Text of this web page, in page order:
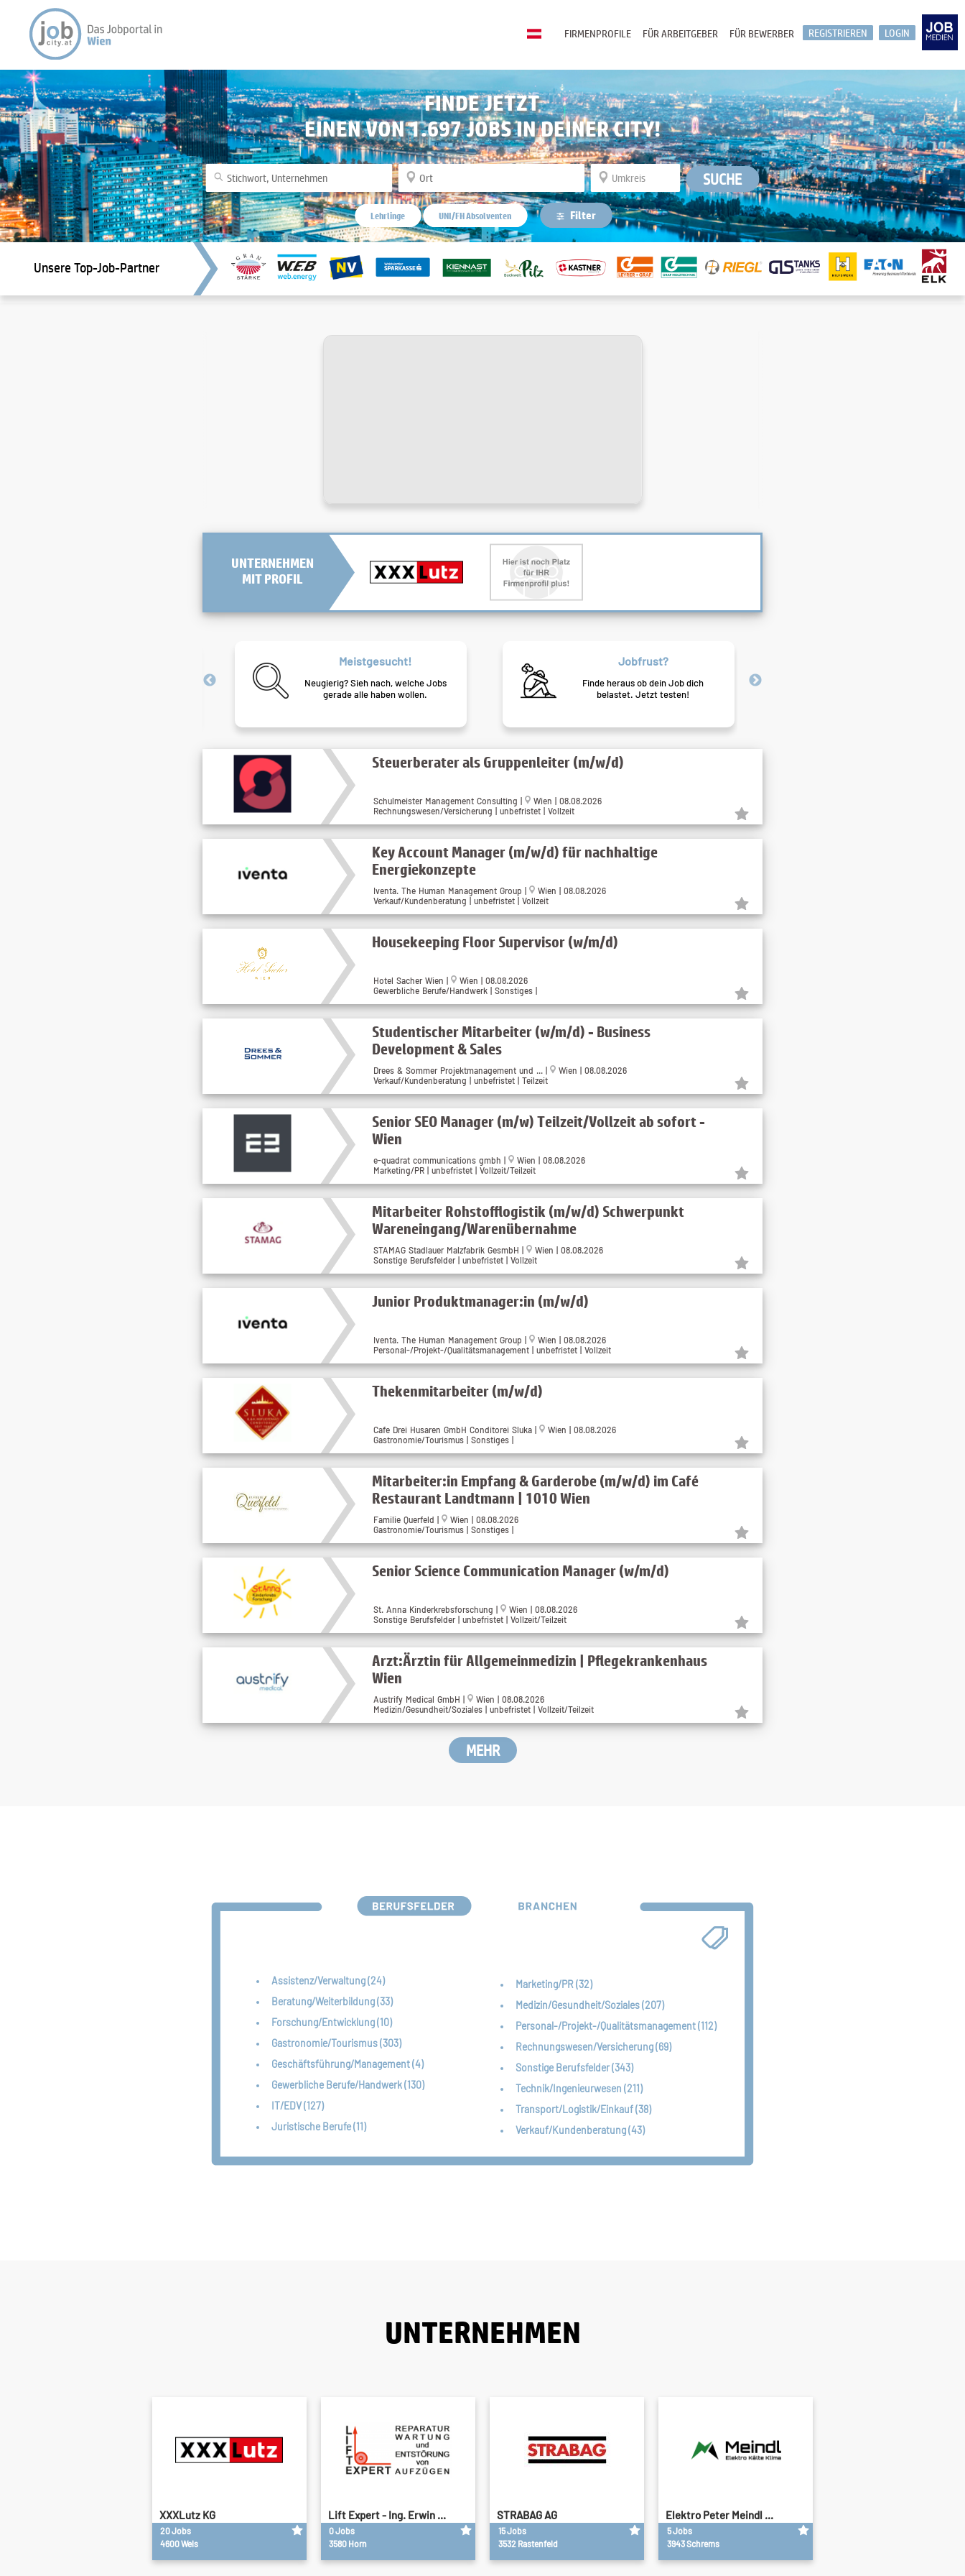
LOGIN
REGISTRIEREN
FÜR BEWERBER
FÜR ARBEITGEBER
FIRMENPROFILE
FINDE JETZT
EINEN VON1.697JOBS IN DEINER CITY!
SUCHE
Lehrlinge UNI/FH Absolventen Filter
Unsere Top-Job-Partner
UNTERNEHMEN
MIT PROFIL
Meistgesucht!
Neugierig? Sieh nach, welche Jobs
gerade alle haben wollen.
Jobfrust?
Finde heraus ob dein Job dich
belastet. Jetzt testen!
Steuerberater als Gruppenleiter (m/w/d)
Schulmeister Management Consulting | Wien | 08.08.2026
Rechnungswesen/Versicherung | unbefristet | Vollzeit
Key Account Manager (m/w/d) für nachhaltige
Energiekonzepte
Iventa. The Human Management Group | Wien | 08.08.2026
Verkauf/Kundenberatung | unbefristet | Vollzeit
Housekeeping Floor Supervisor (w/m/d)
Hotel Sacher Wien | Wien | 08.08.2026
Gewerbliche Berufe/Handwerk | Sonstiges |
Studentischer Mitarbeiter (w/m/d) - Business
Development & Sales
Drees & Sommer Projektmanagement und ... | Wien | 08.08.2026
Verkauf/Kundenberatung | unbefristet | Teilzeit
Senior SEO Manager (m/w) Teilzeit/Vollzeit ab sofort -
Wien
e-quadrat communications gmbh | Wien | 08.08.2026
Marketing/PR | unbefristet | Vollzeit/Teilzeit
Mitarbeiter Rohstofflogistik (m/w/d) Schwerpunkt
Wareneingang/Warenübernahme
STAMAG Stadlauer Malzfabrik GesmbH | Wien | 08.08.2026
Sonstige Berufsfelder | unbefristet | Vollzeit
Junior Produktmanager:in (m/w/d)
Iventa. The Human Management Group | Wien | 08.08.2026
Personal-/Projekt-/Qualitätsmanagement | unbefristet | Vollzeit
Thekenmitarbeiter (m/w/d)
Cafe Drei Husaren GmbH Conditorei Sluka | Wien | 08.08.2026
Gastronomie/Tourismus | Sonstiges |
Mitarbeiter:in Empfang & Garderobe (m/w/d) im Café
Restaurant Landtmann | 1010 Wien
Familie Querfeld | Wien | 08.08.2026
Gastronomie/Tourismus | Sonstiges |
Senior Science Communication Manager (w/m/d)
St. Anna Kinderkrebsforschung | Wien | 08.08.2026
Sonstige Berufsfelder | unbefristet | Vollzeit/Teilzeit
Arzt:Ärztin für Allgemeinmedizin | Pflegekrankenhaus
Wien
Austrify Medical GmbH | Wien | 08.08.2026
Medizin/Gesundheit/Soziales | unbefristet | Vollzeit/Teilzeit
MEHR
Assistenz/Verwaltung (24)
Beratung/Weiterbildung (33)
Forschung/Entwicklung (10)
Gastronomie/Tourismus (303)
Geschäftsführung/Management (4)
Gewerbliche Berufe/Handwerk (130)
IT/EDV (127)
Juristische Berufe (11)
Marketing/PR (32)
Medizin/Gesundheit/Soziales (207)
Personal-/Projekt-/Qualitätsmanagement (112)
Rechnungswesen/Versicherung (69)
Sonstige Berufsfelder (343)
Technik/Ingenieurwesen (211)
Transport/Logistik/Einkauf (38)
Verkauf/Kundenberatung (43)
UNTERNEHMEN
XXXLutz KG
20 Jobs
4600 Wels
Lift Expert - Ing. Erwin ...
0 Jobs
3580 Horn
STRABAG AG
15 Jobs
3532 Rastenfeld
Elektro Peter Meindl ...
5 Jobs
3943 Schrems